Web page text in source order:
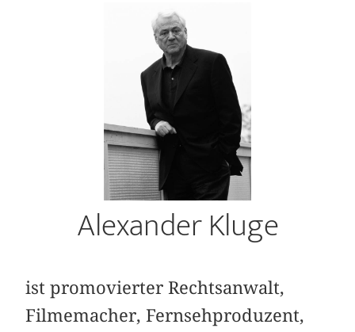
Alexander Kluge
ist promovierter Rechtsanwalt,
Filmemacher, Fernsehproduzent,